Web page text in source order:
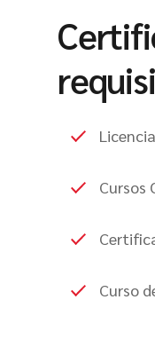
Cursos
Curso